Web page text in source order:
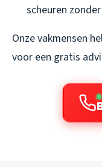
scheuren
Onze vakmensen
voor een gratis